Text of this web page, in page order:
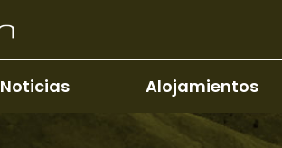
Noticias Alojamientos